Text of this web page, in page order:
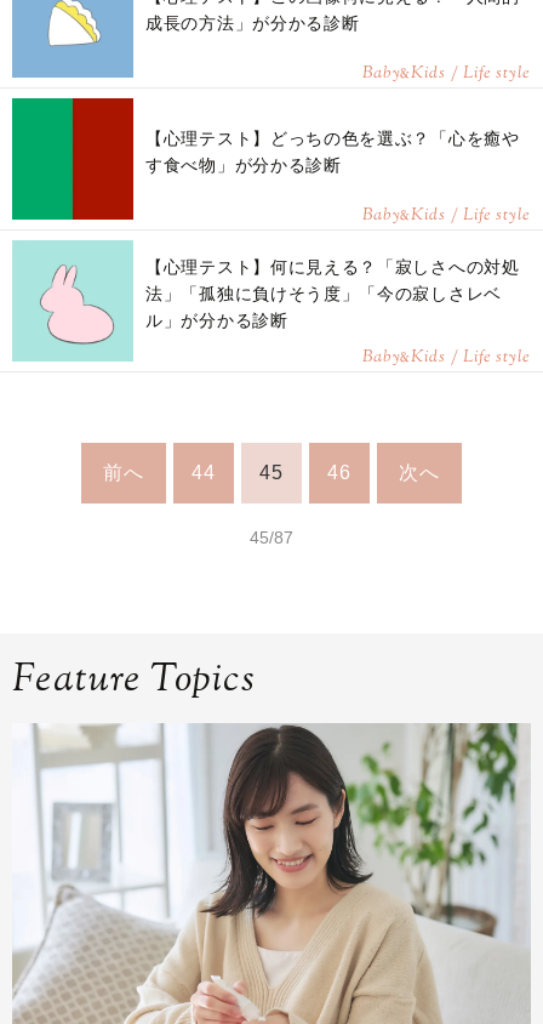
成長の方法」が分かる診断
Baby&Kids / Life style
【心理テスト】どっちの色を選ぶ？「心を癒や
す食べ物」が分かる診断
Baby&Kids / Life style
【心理テスト】何に見える？「寂しさへの対処
法」「孤独に負けそう度」「今の寂しさレベ
ル」が分かる診断
Baby&Kids / Life style
前へ 44 45 46 次へ
45/87
Feature Topics